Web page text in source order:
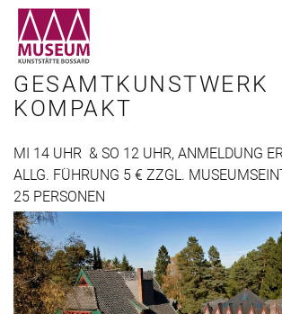
GESAMTKUNSTWERK
KOMPAKT
MI 14 UHR & SO 12 UHR, ANMELDUNG
ALLG. FÜHRUNG 5 € ZZGL.
25 PERSONEN